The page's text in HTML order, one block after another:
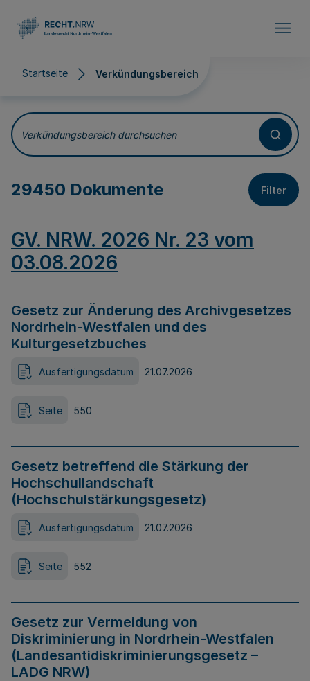
Startseite Verkündungsbereich
Verkündungsbereich
Verkündungsbereich durchsuchen
29450 Dokumente Filter
GV. NRW. 2026 Nr. 23 vom
03.08.2026
Gesetz zur Änderung des Archivgesetzes
Nordrhein-Westfalen und des
Kulturgesetzbuches
Ausfertigungsdatum 21.07.2026
Seite 550
Gesetz betreffend die Stärkung der
Hochschullandschaft
(Hochschulstärkungsgesetz)
Ausfertigungsdatum 21.07.2026
Seite 552
Gesetz zur Vermeidung von
Diskriminierung in Nordrhein-Westfalen
(Landesantidiskriminierungsgesetz –
LADG NRW)